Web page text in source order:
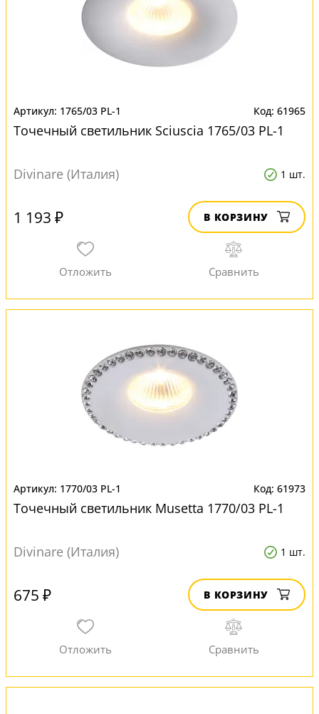
1765/03 PL-1 61965
Точечный светильник Sciuscia 1765/03 PL-1
Divinare (Италия) 1 шт.
1 193 ₽ В КОРЗИНУ
1770/03 PL-1 61973
Точечный светильник Musetta 1770/03 PL-1
Divinare (Италия) 1 шт.
675 ₽ В КОРЗИНУ